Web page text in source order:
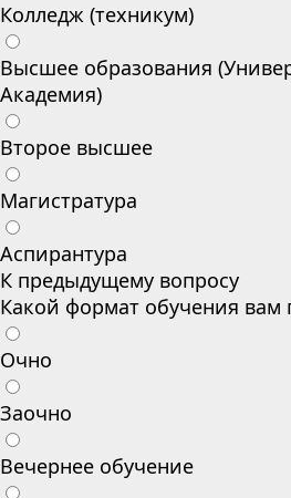
Колледж (техникум)
Высшее образования
Академия)
Второе высшее
Магистратура
Аспирантура
К предыдущему вопросу
Какой формат обучения вам
Очно
Заочно
Вечернее обучение